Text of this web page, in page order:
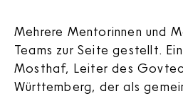
Mehrere Mentorinnen und
Teams zur Seite gestellt.
Mosthaf, Leiter des
Württemberg, der als